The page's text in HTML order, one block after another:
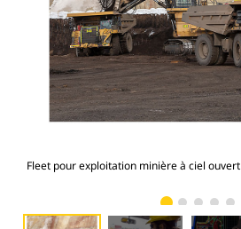
Fleet pour exploitation minière à ciel ouvert